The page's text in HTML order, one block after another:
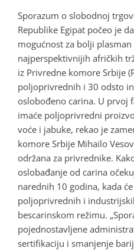
Sporazum o slobodnoj
Republike Egipat počeo je
mogućnost za bolji
najperspektivnijih afričkih
iz Privredne komore Srbije
poljoprivrednih i 30 odsto
oslobođeno carina. U prvoj
imaće poljoprivredni
voće i jabuke, rekao je
komore Srbije Mihailo
održana za privrednike.
oslobađanje od carina
narednih 10 godina, kada
poljoprivrednih i
bescarinskom režimu.
pojednostavljene
sertifikaciju i smanjenje